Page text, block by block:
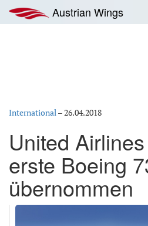
Inhalt
springen
Austrian Wings
International–26.04.2018
United
erste Boeing
übernommen